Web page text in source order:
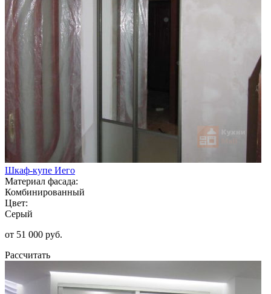
Шкаф-купе Иего
Материал фасада:
Комбинированный
Цвет:
Серый
от 51 000 руб.
Рассчитать